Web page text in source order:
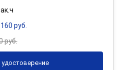
руб.
руб.